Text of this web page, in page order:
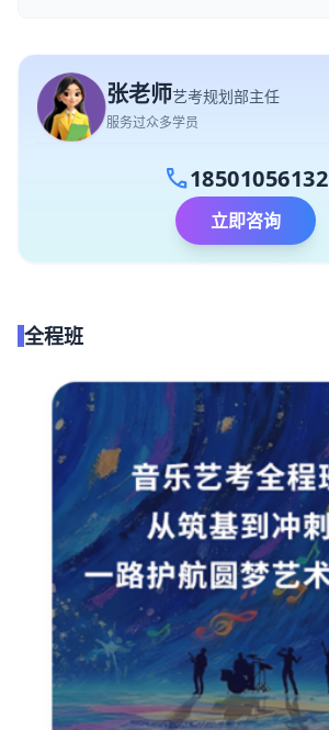
张老师艺考规划部主任
服务过众多学员
call18501056132
立即咨询
全程班